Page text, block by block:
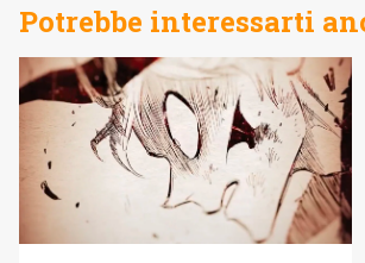
Potrebbe interessarti